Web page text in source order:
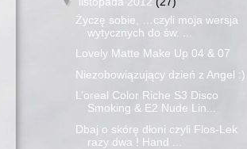
Życzę sobie, …czyli moja wersja
wytycznych do św. ...
Lovely Matte Make Up 04 & 07
Niezobowiązujący dzień z Angel :)
L’oreal Color Riche S3 Disco
Smoking & E2 Nude Lin...
Dbaj o skórę dłoni czyli Flos-Lek
razy dwa ! Hand ...